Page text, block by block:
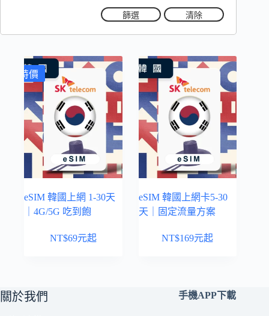
篩選 清除
特價
eSIM 韓國上網 1-30天
｜4G/5G 吃到飽
NT$69元起
eSIM 韓國上網卡5-30
天｜固定流量方案
NT$169元起
關於我們 手機APP下載